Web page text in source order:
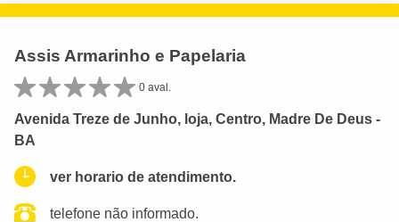
Assis Armarinho e Papelaria
0 aval.
Avenida Treze de Junho, loja, Centro, Madre De Deus -
BA
ver horario de atendimento.
telefone não informado.